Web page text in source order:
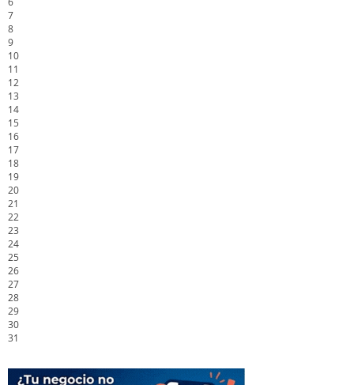
7
8
9
10
11
12
13
14
15
16
17
18
19
20
21
22
23
24
25
26
27
28
29
30
31